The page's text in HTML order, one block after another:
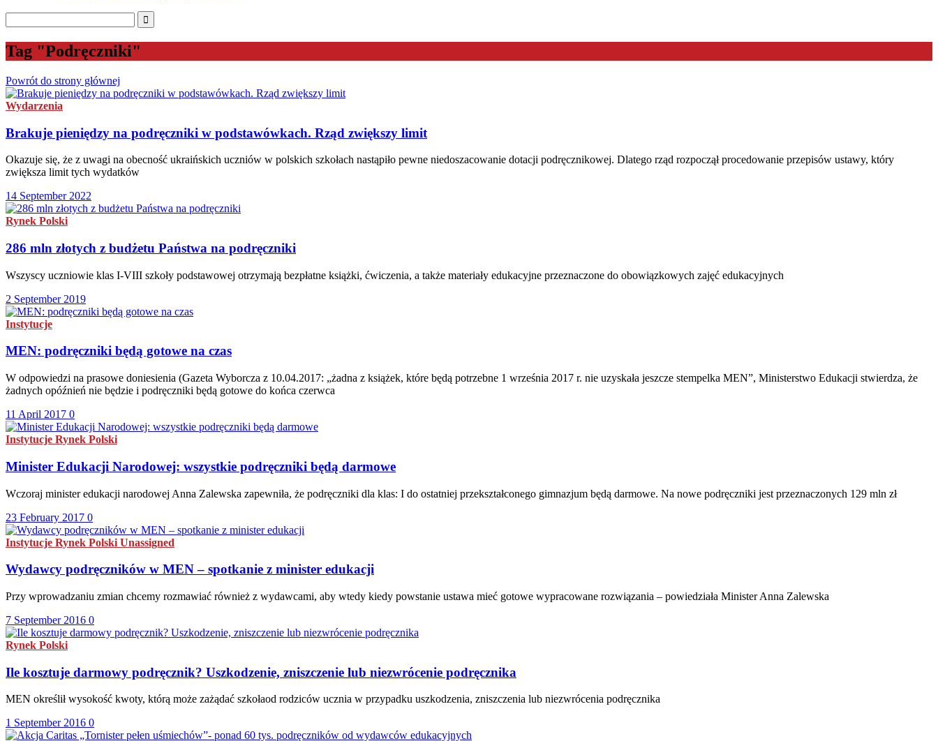
Tag "Podręczniki"
Powrót do strony głównej
Wydarzenia
Brakuje pieniędzy na podręczniki w podstawówkach. Rząd zwiększy limit
Okazuje się, że z uwagi na obecność ukraińskich uczniów w polskich szkołach nastąpiło pewne niedoszacowanie dotacji podręcznikowej. Dlatego rząd rozpoczął procedowanie przepisów ustawy, który
zwiększa limit tych wydatków
14 September 2022
Rynek Polski
286 mln złotych z budżetu Państwa na podręczniki
Wszyscy uczniowie klas I-VIII szkoły podstawowej otrzymają bezpłatne książki, ćwiczenia, a także materiały edukacyjne przeznaczone do obowiązkowych zajęć edukacyjnych
2 September 2019
Instytucje
MEN: podręczniki będą gotowe na czas
W odpowiedzi na prasowe doniesienia (Gazeta Wyborcza z 10.04.2017: „żadna z książek, które będą potrzebne 1 września 2017 r. nie uzyskała jeszcze stempelka MEN”, Ministerstwo Edukacji stwierdza, że
żadnych opóźnień nie będzie i podręczniki będą gotowe do końca czerwca
11 April 2017 0
Instytucje Rynek Polski
Minister Edukacji Narodowej: wszystkie podręczniki będą darmowe
Wczoraj minister edukacji narodowej Anna Zalewska zapewniła, że podręczniki dla klas: I do ostatniej przekształconego gimnazjum będą darmowe. Na nowe podręczniki jest przeznaczonych 129 mln zł
23 February 2017 0
Instytucje Rynek Polski Unassigned
Wydawcy podręczników w MEN – spotkanie z minister edukacji
Przy wprowadzaniu zmian chcemy rozmawiać również z wydawcami, aby wtedy kiedy powstanie ustawa mieć gotowe wypracowane rozwiązania – powiedziała Minister Anna Zalewska
7 September 2016 0
Rynek Polski
Ile kosztuje darmowy podręcznik? Uszkodzenie, zniszczenie lub niezwrócenie podręcznika
MEN określił wysokość kwoty, którą może zażądać szkołaod rodziców ucznia w przypadku uszkodzenia, zniszczenia lub niezwrócenia podręcznika
1 September 2016 0